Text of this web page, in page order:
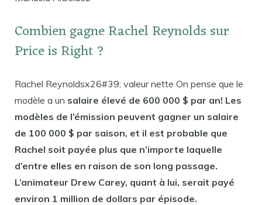
Combien gagne Rachel Reynolds sur
Price is Right ?
Rachel Reynoldsx26#39; valeur nette On pense que le
modèle a un salaire élevé de 600 000 $ par an! Les
modèles de l’émission peuvent gagner un salaire
de 100 000 $ par saison, et il est probable que
Rachel soit payée plus que n’importe laquelle
d’entre elles en raison de son long passage.
L’animateur Drew Carey, quant à lui, serait payé
environ 1 million de dollars par épisode.